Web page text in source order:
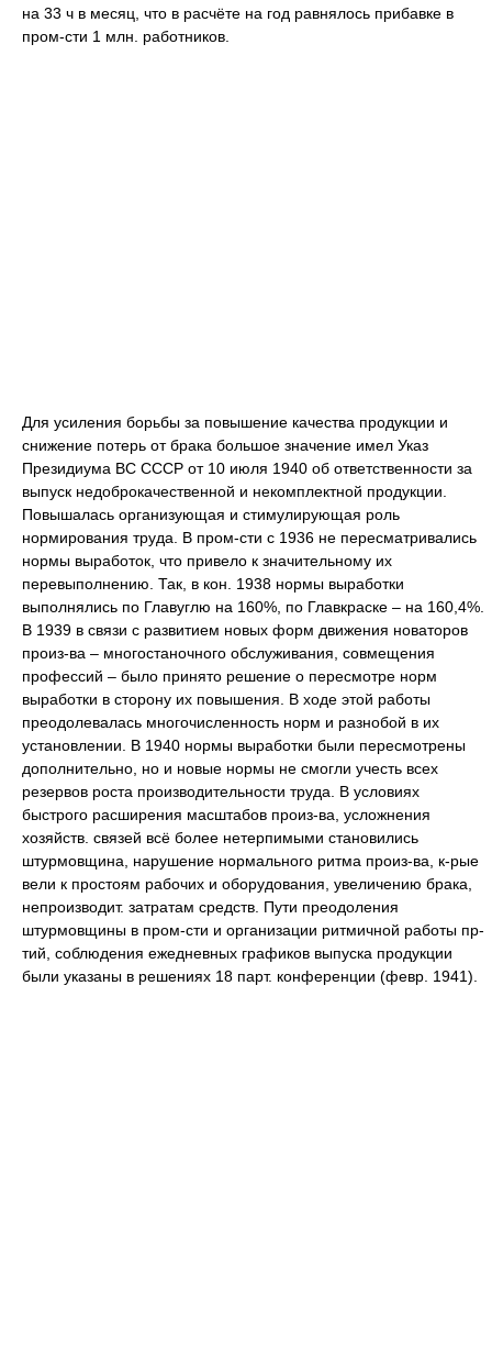
на 33 ч в месяц, что в расчёте на год равнялось прибавке в
пром-сти 1 млн. работников.
Для усиления борьбы за повышение качества продукции и
снижение потерь от брака большое значение имел Указ
Президиума ВС СССР от 10 июля 1940 об ответственности за
выпуск недоброкачественной и некомплектной продукции.
Повышалась организующая и стимулирующая роль
нормирования труда. В пром-сти с 1936 не пересматривались
нормы выработок, что привело к значительному их
перевыполнению. Так, в кон. 1938 нормы выработки
выполнялись по Главуглю на 160%, по Главкраске – на 160,4%.
В 1939 в связи с развитием новых форм движения новаторов
произ-ва – многостаночного обслуживания, совмещения
профессий – было принято решение о пересмотре норм
выработки в сторону их повышения. В ходе этой работы
преодолевалась многочисленность норм и разнобой в их
установлении. В 1940 нормы выработки были пересмотрены
дополнительно, но и новые нормы не смогли учесть всех
резервов роста производительности труда. В условиях
быстрого расширения масштабов произ-ва, усложнения
хозяйств. связей всё более нетерпимыми становились
штурмовщина, нарушение нормального ритма произ-ва, к-рые
вели к простоям рабочих и оборудования, увеличению брака,
непроизводит. затратам средств. Пути преодоления
штурмовщины в пром-сти и организации ритмичной работы пр-
тий, соблюдения ежедневных графиков выпуска продукции
были указаны в решениях 18 парт. конференции (февр. 1941).